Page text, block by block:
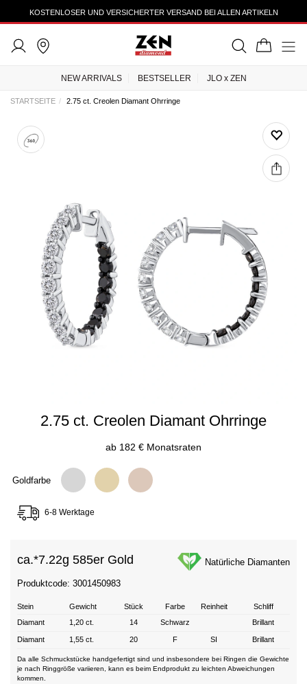
KOSTENLOSER UND VERSICHERTER VERSAND BEI ALLEN ARTIKELN
NEW ARRIVALS BESTSELLER JLO x ZEN
STARTSEITE 2.75 ct. Creolen Diamant Ohrringe
2.75 ct. Creolen Diamant Ohrringe
ab 182 € Monatsraten
Goldfarbe
6-8 Werktage
ca.*7.22g 585er Gold Natürliche Diamanten
Produktcode: 3001450983
Stein Gewicht Stück Farbe Reinheit
Schliff
Diamant
1,20 ct. 14 Schwarz Brillant
Diamant 1,55 ct. 20 F SI Brillant
Da alle Schmuckstücke handgefertigt sind und insbesondere bei Ringen die Gewichte
je nach Ringgröße variieren, kann es beim Endprodukt zu leichten Abweichungen
kommen.